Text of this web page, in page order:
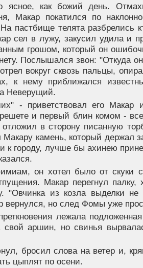
ясное, как божий день.
Макар покатился по
пастбище телята разбрелись
сел в лужу, закусил удила и
грошом, который он
Послышался звон: "Откуда
вокруг сквозь пальцы,
к нему приближался
Неверущий.
- приветствовал его Макар
и первый блин комом -
в сторону писанную
Макару камень, который держал
к городу, лучше бы ахинею
он хотел было от скуки
Макар перегнул
"Овчинка из козла выделки
вернулся, но след Фомы уже
лежала
аршин, но свинья
бросил слова на ветер и,
цыплят по осени.